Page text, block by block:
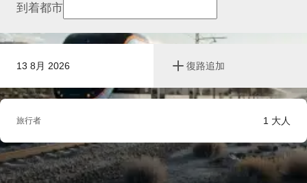
13 8月 2026 復路追加
到着都市
旅行者 1 大人